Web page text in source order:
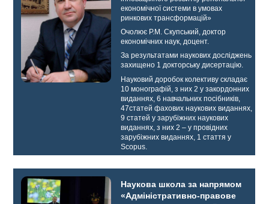
економічної системи в умовах
ринкових трансформацій»
Очолює Р.М. Скупський, доктор
економічних наук, доцент.
За результатами наукових досліджень
захищено 1 докторську дисертацію.
Науковий доробок колективу складає
10 монографій, з них 2 у закордонних
виданнях, 6 навчальних посібників,
47статей фахових наукових виданнях,
9 статей у зарубіжних наукових
виданнях, з них 2 – у провідних
зарубіжних виданнях, 1 стаття у
Scopus.
Наукова школа за напрямом
«Адміністративно-правове